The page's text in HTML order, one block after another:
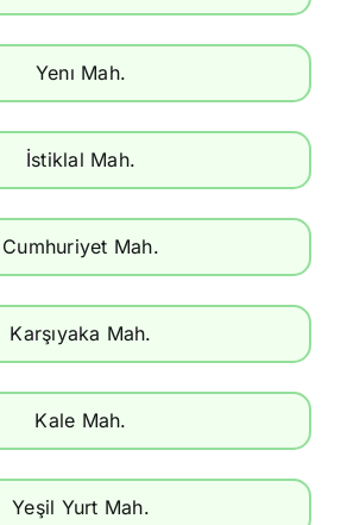
Yenı Mah.
İstiklal Mah.
Cumhuriyet Mah.
Karşıyaka Mah.
Kale Mah.
Yeşil Yurt Mah.